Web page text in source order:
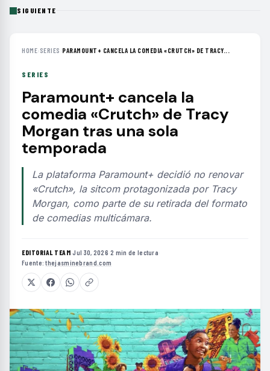
SIGUIENTE
HOME› SERIES ›PARAMOUNT+ CANCELA LA COMEDIA «CRUTCH» DE TRACY...
SERIES
Paramount+ cancela la
comedia «Crutch» de Tracy
Morgan tras una sola
temporada
La plataforma Paramount+ decidió no renovar
«Crutch», la sitcom protagonizada por Tracy
Morgan, como parte de su retirada del formato
de comedias multicámara.
EDITORIAL TEAM·Jul 30, 2026·2 min de lectura·
Fuente:thejasminebrand.com